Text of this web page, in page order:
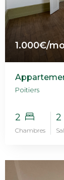
1.000€/
Poitiers
2
Chambres
2